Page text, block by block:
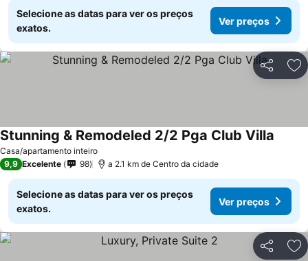
Selecione as datas para ver os preços
exatos.
Ver preços
Partilhar
Casa/apartamento inteiro
Stunning & Remodeled 2/2 Pga Club Villa
9,9 Excelente 98 a 2.1 km de Centro da cidade
Selecione as datas para ver os preços
exatos.
Ver preços
Partilhar